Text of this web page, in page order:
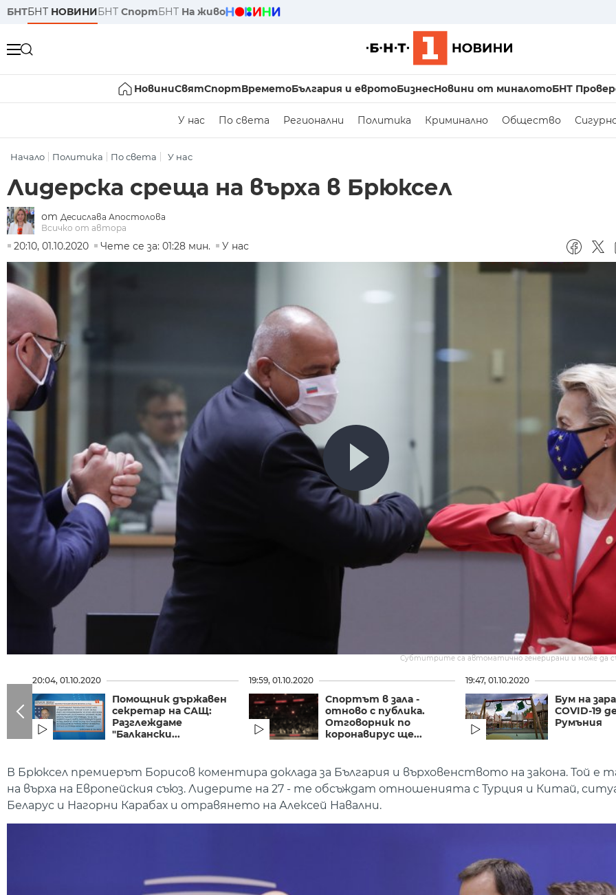
БНТБНТ НОВИНИБНТ СпортБНТ На живо
НовиниСвятСпортВреметоБългария и евротоБизнесНовини от миналотоБНТ
У нас По света Регионални Политика Криминално Общество
Начало Политика По света У нас
Лидерска среща на върха в Брюксел
от Десислава Апостолова
Всичко от автора
20:10, 01.10.2020
Чете се за: 01:28 мин. У нас
Субтитрите са автоматично генерирани и може да
20:04, 01.10.2020
Помощник държавен
секретар на САЩ:
Разглеждаме
"Балкански...
19:59, 01.10.2020
Спортът в зала -
отново с публика.
Отговорник по
коронавирус ще...
19:47, 01.10.2020
Бум на
COVID-19
Румъния
В Брюксел премиерът Борисов коментира доклада за България и върховенството на закона. Той е
на върха на Европейския съюз. Лидерите на 27 - те обсъждат отношенията с Турция и Китай,
Беларус и Нагорни Карабах и отравянето на Алексей Навални.